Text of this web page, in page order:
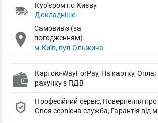
Кур'єром по Києву
Докладніше
Самовивіз (за
погодженням)
м.Київ, вул.Ольжича
Картою-WayForPay, На картку,
рахунку з ПДВ
Професійний сервіс, Повернення
Своя сервісна служба, Гарантія від